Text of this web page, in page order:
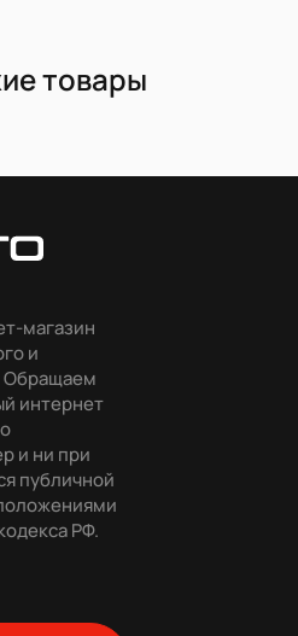
товары
магазин
и
Обращаем
интернет
и ни при
публичной
РФ.